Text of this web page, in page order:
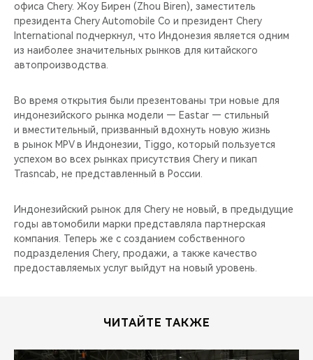
ВИДЕООБЗОРЫ
CHERY ДЛЯ ДЕТЕЙ
офиса Chery. Жоу Бирен (Zhou Biren), заместитель
президента Chery Automobile Co и президент Chery
International подчеркнул, что Индонезия является одним
из наиболее значительных рынков для китайского
автопроизводства.
Во время открытия были презентованы три новые для
индонезийского рынка модели — Eastar — стильный
и вместительный, призванный вдохнуть новую жизнь
в рынок MPV в Индонезии, Tiggo, который пользуется
успехом во всех рынках присутствия Chery и пикап
Trasncab, не представленный в России.
Индонезийский рынок для Chery не новый, в предыдущие
годы автомобили марки представляла партнерская
компания. Теперь же с созданием собственного
подразделения Chery, продажи, а также качество
предоставляемых услуг выйдут на новый уровень.
ЧИТАЙТЕ ТАКЖЕ